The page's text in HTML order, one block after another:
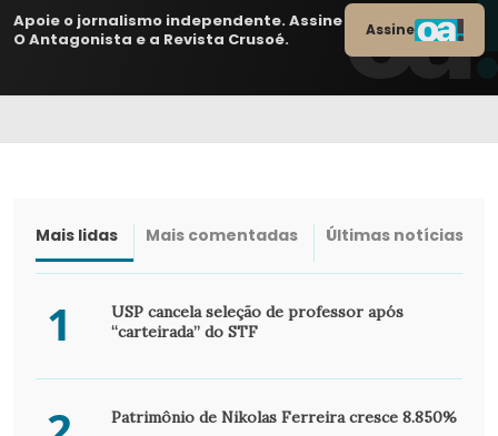
Apoie o jornalismo independente. Assine
O Antagonista e a Revista Crusoé.
Assine
Mais lidas Mais comentadas Últimas notícias
1
USP cancela seleção de professor após
“carteirada” do STF
Patrimônio de Nikolas Ferreira cresce 8.850%